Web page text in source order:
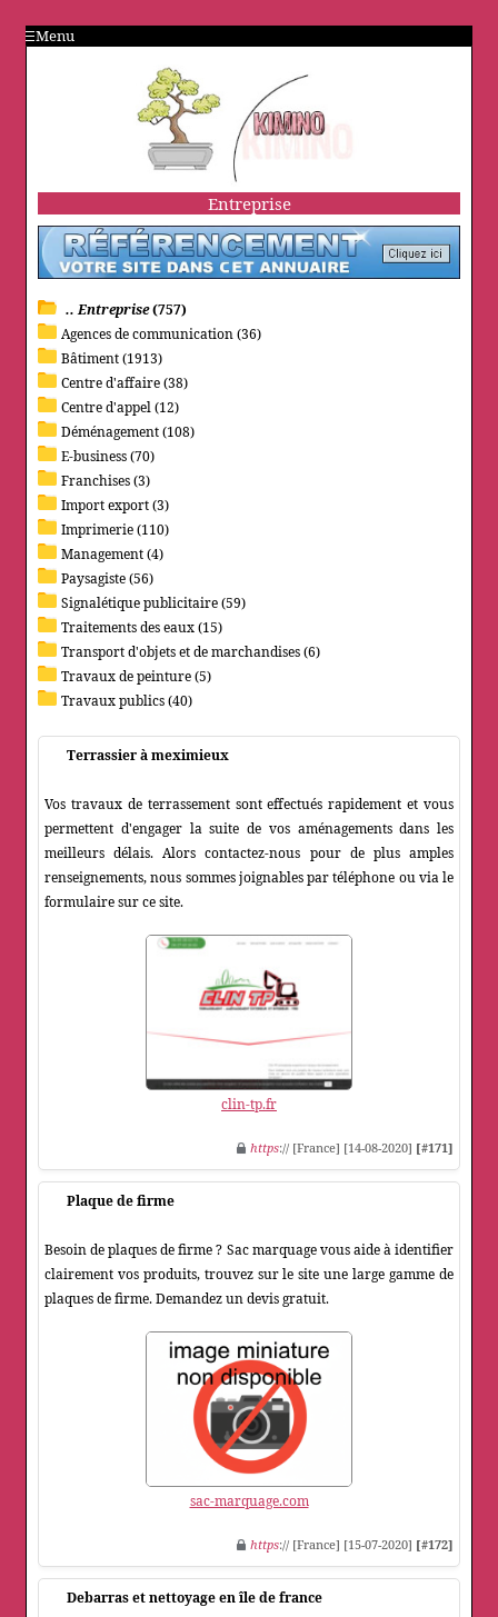
Menu
Entreprise
.. Entreprise(757)
Agences de communication (36)
Bâtiment (1913)
Centre d'affaire (38)
Centre d'appel (12)
Déménagement (108)
E-business (70)
Franchises (3)
Import export (3)
Imprimerie (110)
Management (4)
Paysagiste (56)
Signalétique publicitaire (59)
Traitements des eaux (15)
Transport d'objets et de marchandises (6)
Travaux de peinture (5)
Travaux publics (40)
Terrassier à meximieux
Vos travaux de terrassement sont effectués rapidement et vous
permettent d'engager la suite de vos aménagements dans les
meilleurs délais. Alors contactez-nous pour de plus amples
renseignements, nous sommes joignables par téléphone ou via le
formulaire sur ce site.
clin-tp.fr
https:// [France] [14-08-2020] [#171]
Plaque de firme
Besoin de plaques de firme ? Sac marquage vous aide à identifier
clairement vos produits, trouvez sur le site une large gamme de
plaques de firme. Demandez un devis gratuit.
sac-marquage.com
https:// [France] [15-07-2020] [#172]
Debarras et nettoyage en île de france